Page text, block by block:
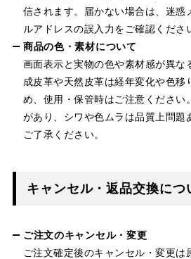
信されます。届かない場合は、迷惑
ルアドレスの誤入力をご確認くださ
商品の色・素材について
画面表示と実物の色や素材感が異な
成皮革や天然皮革は経年変化や色移
め、使用・保管時はご注意ください
があり、シワや色ムラは品質上問題
ご了承ください。
キャンセル・返品交換につ
ご注文のキャンセル・変更
ご注文確定後のキャンセル・変更は